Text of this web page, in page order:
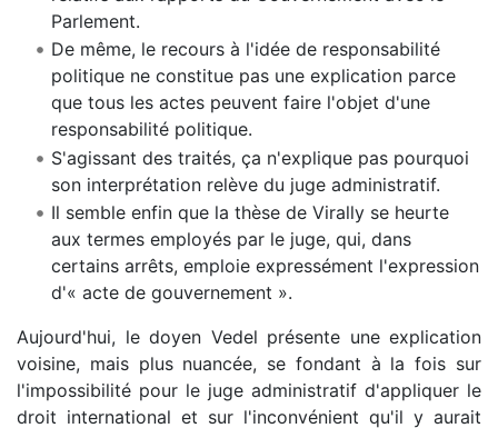
Parlement.
De même, le recours à l'idée de responsabilité
politique ne constitue pas une explication parce
que tous les actes peuvent faire l'objet d'une
responsabilité politique.
S'agissant des traités, ça n'explique pas pourquoi
son interprétation relève du juge administratif.
Il semble enfin que la thèse de Virally se heurte
aux termes employés par le juge, qui, dans
certains arrêts, emploie expressément l'expression
d'« acte de gouvernement ».
Aujourd'hui, le doyen Vedel présente une explication
voisine, mais plus nuancée, se fondant à la fois sur
l'impossibilité pour le juge administratif d'appliquer le
droit international et sur l'inconvénient qu'il y aurait